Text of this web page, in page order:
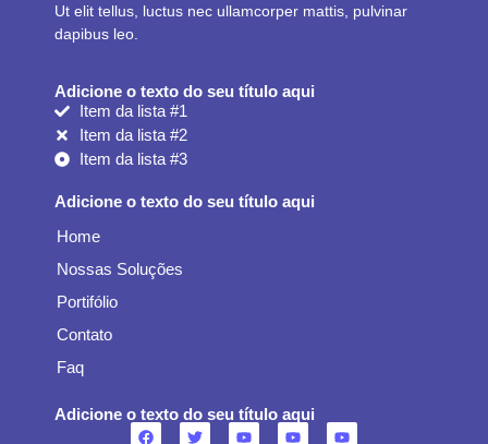
Ut elit tellus, luctus nec ullamcorper mattis, pulvinar
dapibus leo.
Adicione o texto do seu título aqui
Item da lista #1
Item da lista #2
Item da lista #3
Adicione o texto do seu título aqui
Home
Nossas Soluções
Portifólio
Contato
Faq
Adicione o texto do seu título aqui